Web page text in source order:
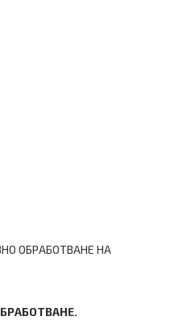
ОБРАБОТВАНЕ НА